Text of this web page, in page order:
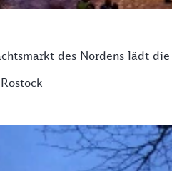
des Nordens lädt